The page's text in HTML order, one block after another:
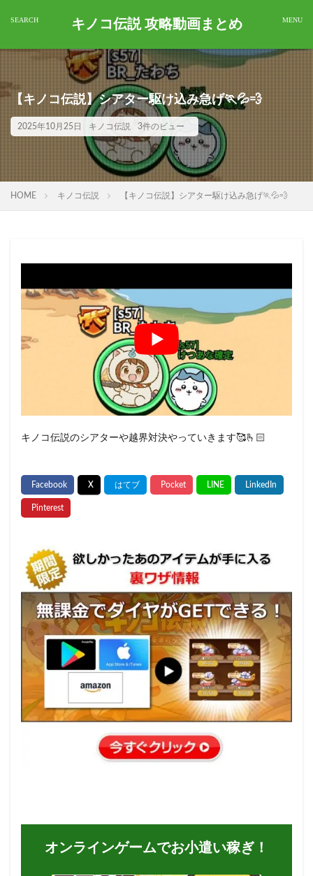
キノコ伝説 攻略動画まとめ
【キノコ伝説】シアター駆け込み急げ🏃💦💨
2025年10月25日 キノコ伝説 3件のビュー
HOME キノコ伝説 【キノコ伝説】シアター駆け込み急げ🏃💦💨
キノコ伝説のシアターや越界対決やっていきます🥰🫰🏻
オンラインゲームでお小遣い稼ぎ！